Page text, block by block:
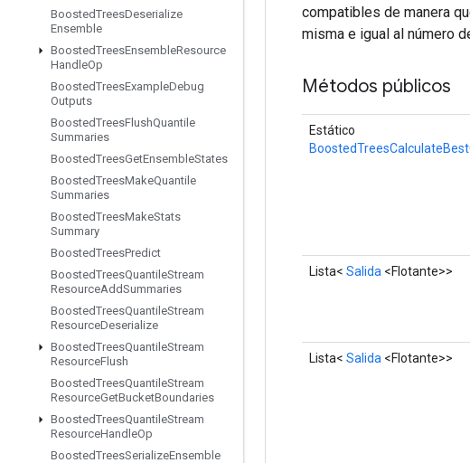
BoostedTreesDeserialize
Ensemble
BoostedTreesEnsembleResource
HandleOp
BoostedTreesExampleDebug
Outputs
BoostedTreesFlushQuantile
Summaries
BoostedTreesGetEnsembleStates
BoostedTreesMakeQuantile
Summaries
BoostedTreesMakeStats
Summary
BoostedTreesPredict
BoostedTreesQuantileStream
ResourceAddSummaries
BoostedTreesQuantileStream
ResourceDeserialize
BoostedTreesQuantileStream
ResourceFlush
BoostedTreesQuantileStream
ResourceGetBucketBoundaries
BoostedTreesQuantileStream
ResourceHandleOp
BoostedTreesSerializeEnsemble
compatibles de manera
misma e igual al número
Métodos públicos
Estático
Lista< Salida <Flotante>>
Lista< Salida <Flotante>>